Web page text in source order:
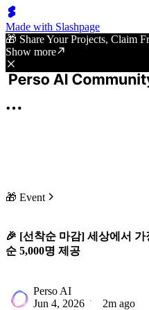
Made with Slashpage
🎁 Share Your Projects, Claim
Show more
🎁 Event
🎉 [선착순 마감] 세상에서
순 5,000명 제공
Perso AI
Jun 4, 2026
2m ago